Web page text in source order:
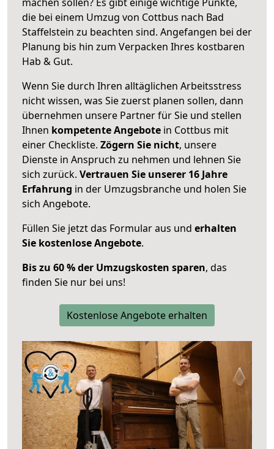
die bei einem Umzug von Cottbus nach Bad
Staffelstein zu beachten sind. Angefangen bei der
Planung bis hin zum Verpacken Ihres kostbaren
Hab & Gut.
Wenn Sie durch Ihren alltäglichen Arbeitsstress
nicht wissen, was Sie zuerst planen sollen, dann
übernehmen unsere Partner für Sie und stellen
Ihnen kompetente Angebote in Cottbus mit
einer Checkliste. Zögern Sie nicht, unsere
Dienste in Anspruch zu nehmen und lehnen Sie
sich zurück. Vertrauen Sie unserer 16 Jahre
Erfahrung in der Umzugsbranche und holen Sie
sich Angebote.
Füllen Sie jetzt das Formular aus und erhalten
Sie kostenlose Angebote.
Bis zu 60 % der Umzugskosten sparen, das
finden Sie nur bei uns!
Kostenlose Angebote erhalten